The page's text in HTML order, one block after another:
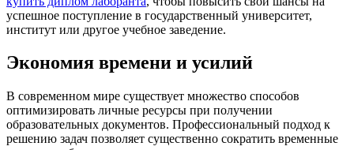
успешное поступление в государственный университет,
институт или другое учебное заведение.
Экономия времени и усилий
В современном мире существует множество способов
оптимизировать личные ресурсы при получении
образовательных документов. Профессиональный подход к
решению задач позволяет существенно сократить временные